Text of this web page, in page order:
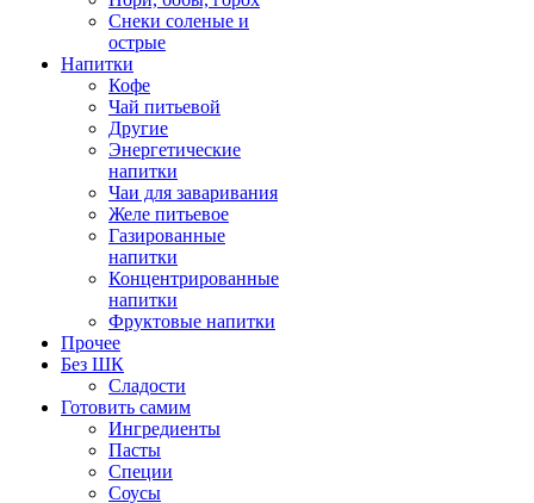
Снеки соленые и
острые
Напитки
Кофе
Чай питьевой
Другие
Энергетические
напитки
Чаи для заваривания
Желе питьевое
Газированные
напитки
Концентрированные
напитки
Фруктовые напитки
Прочее
Без ШК
Сладости
Готовить самим
Ингредиенты
Пасты
Специи
Соусы